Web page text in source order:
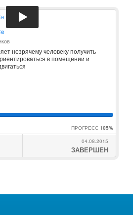
незрячему человеку получить
в помещении и
ПРОГРЕСС 105%
04.08.2015
ЗАВЕРШЕН